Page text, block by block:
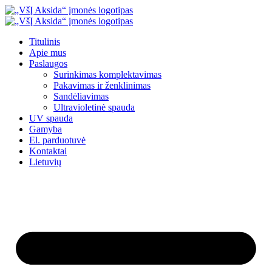
Eiti
prie
Titulinis
Apie mus
Paslaugos
Surinkimas komplektavimas
Pakavimas ir ženklinimas
Sandėliavimas
Ultravioletinė spauda
UV spauda
Gamyba
El. parduotuvė
Kontaktai
Lietuvių